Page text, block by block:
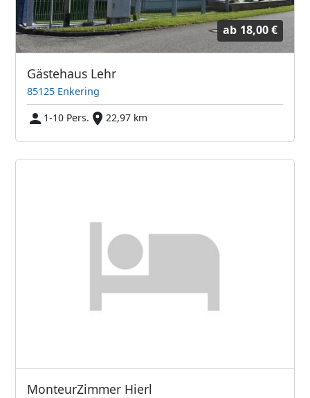
ab 18,00 €
Gästehaus Lehr
85125 Enkering
1-10 Pers.
22,97 km
MonteurZimmer Hierl